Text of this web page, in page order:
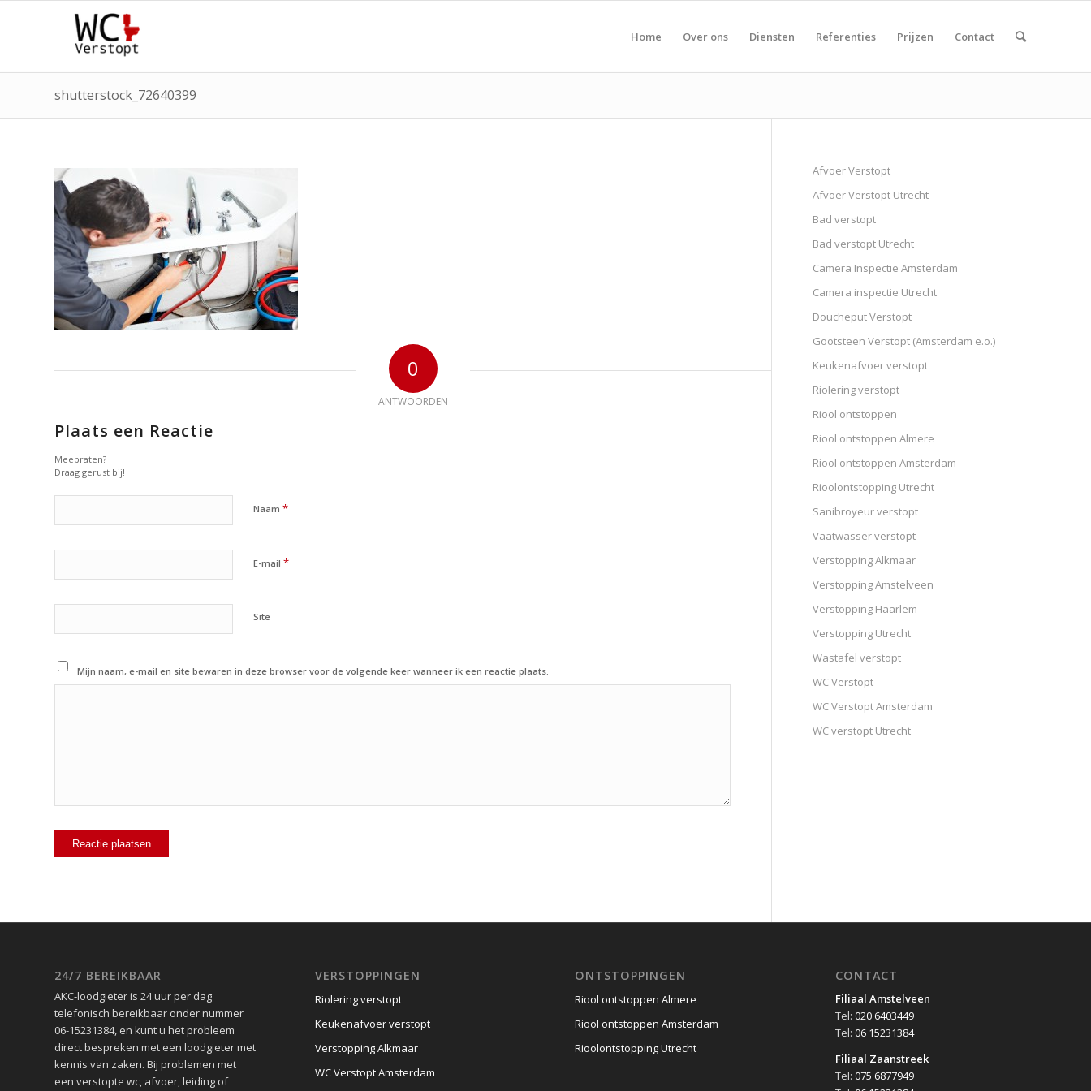
Home Over ons Diensten Referenties Prijzen Contact
shutterstock_72640399
0
ANTWOORDEN
Plaats een Reactie
Meepraten?
Draag gerust bij!
Naam *
E-mail *
Site
Mijn naam, e-mail en site bewaren in deze browser voor de volgende keer wanneer ik een reactie plaats.
Afvoer Verstopt
Afvoer Verstopt Utrecht
Bad verstopt
Bad verstopt Utrecht
Camera Inspectie Amsterdam
Camera inspectie Utrecht
Doucheput Verstopt
Gootsteen Verstopt (Amsterdam e.o.)
Keukenafvoer verstopt
Riolering verstopt
Riool ontstoppen
Riool ontstoppen Almere
Riool ontstoppen Amsterdam
Rioolontstopping Utrecht
Sanibroyeur verstopt
Vaatwasser verstopt
Verstopping Alkmaar
Verstopping Amstelveen
Verstopping Haarlem
Verstopping Utrecht
Wastafel verstopt
WC Verstopt
WC Verstopt Amsterdam
WC verstopt Utrecht
24/7 BEREIKBAAR
AKC-loodgieter is 24 uur per dag
telefonisch bereikbaar onder nummer
06-15231384, en kunt u het probleem
direct bespreken met een loodgieter met
kennis van zaken. Bij problemen met
een verstopte wc, afvoer, leiding of
VERSTOPPINGEN
Riolering verstopt
Keukenafvoer verstopt
Verstopping Alkmaar
WC Verstopt Amsterdam
ONTSTOPPINGEN
Riool ontstoppen Almere
Riool ontstoppen Amsterdam
Rioolontstopping Utrecht
CONTACT
Filiaal Amstelveen
Tel: 020 6403449
Tel: 06 15231384
Filiaal Zaanstreek
Tel: 075 6877949